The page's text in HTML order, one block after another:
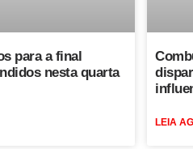
para a final
nesta quarta
LEIA